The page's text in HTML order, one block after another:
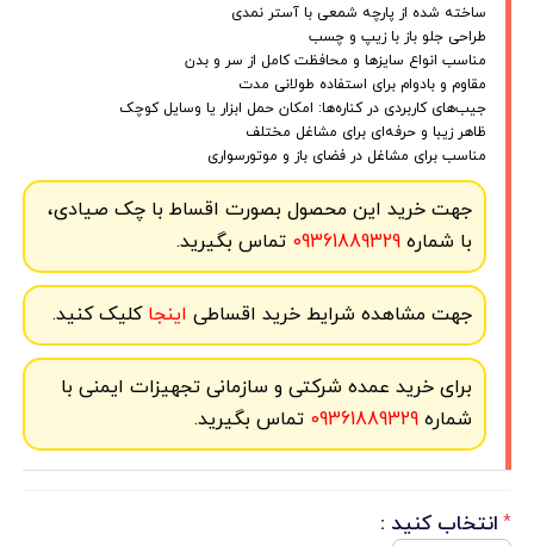
ساخته شده از پارچه شمعی با آستر نمدی
طراحی جلو باز با زیپ و چسب
مناسب انواع سایزها و محافظت کامل از سر و بدن
مقاوم و بادوام برای استفاده طولانی مدت
جیب‌های کاربردی در کناره‌ها: امکان حمل ابزار یا وسایل کوچک
ظاهر زیبا و حرفه‌ای برای مشاغل مختلف
مناسب برای مشاغل در فضای باز و موتورسواری
جهت خرید این محصول بصورت اقساط با چک صیادی،
با شماره09361889329 تماس بگیرید.
جهت مشاهده شرایط خرید اقساطی اینجاکلیک کنید.
برای خرید عمده شرکتی و سازمانی تجهیزات ایمنی با
شماره09361889329 تماس بگیرید.
* انتخاب کنید :